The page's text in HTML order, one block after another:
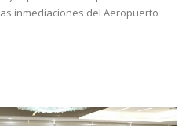
inmediaciones del Aeropuerto